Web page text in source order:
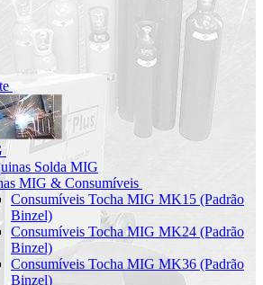
Solda MIG
MIG & Consumíveis
Consumíveis Tocha MIG MK15 (Padrão
Binzel)
Consumíveis Tocha MIG MK24 (Padrão
Binzel)
Consumíveis Tocha MIG MK36 (Padrão
Binzel)